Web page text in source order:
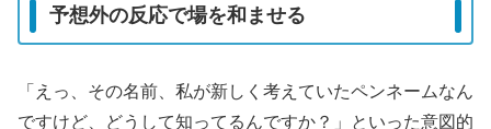
予想外の反応で場を和ませる
「えっ、その名前、私が新しく考えていたペンネームなん
ですけど、どうして知ってるんですか？」といった意図的